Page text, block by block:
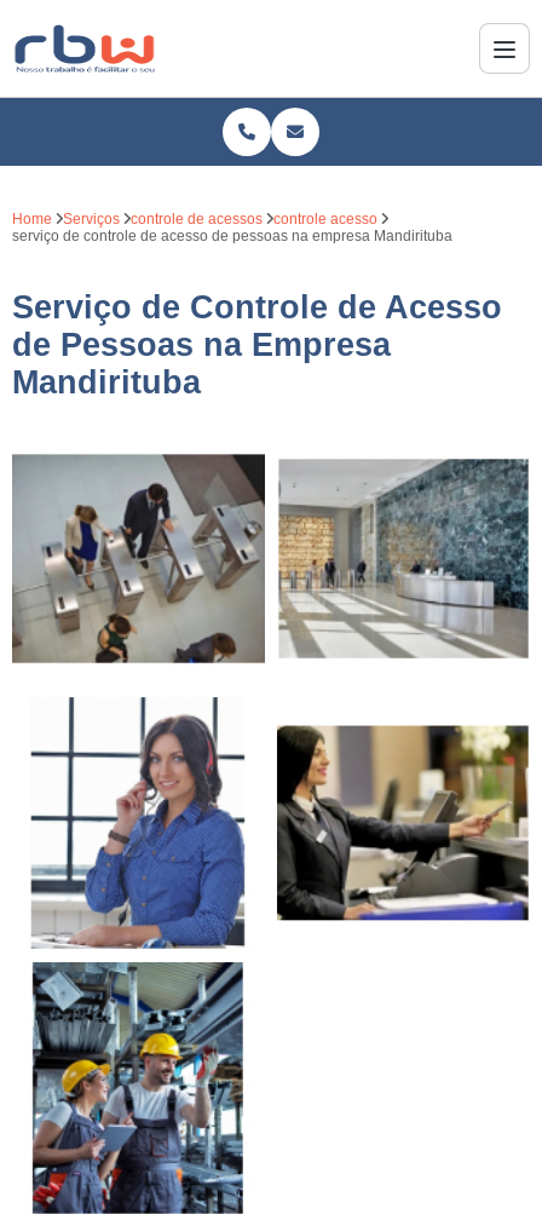
Home Serviços controle de acessos
controle acesso
serviço de controle de acesso de pessoas na empresa Mandirituba
Serviço de Controle de Acesso
de Pessoas na Empresa
Mandirituba